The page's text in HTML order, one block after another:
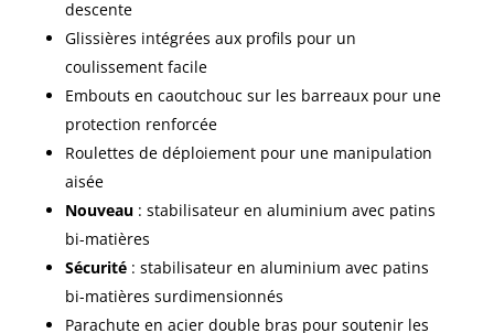
descente
Glissières intégrées aux profils pour un
coulissement facile
Embouts en caoutchouc sur les barreaux pour une
protection renforcée
Roulettes de déploiement pour une manipulation
aisée
Nouveau: stabilisateur en aluminium avec patins
bi-matières
Sécurité: stabilisateur en aluminium avec patins
bi-matières surdimensionnés
Parachute en acier double bras pour soutenir les